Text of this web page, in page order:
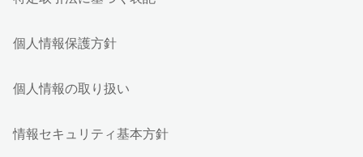
個人情報保護方針
個人情報の取り扱い
情報セキュリティ基本方針